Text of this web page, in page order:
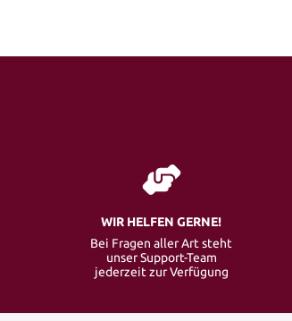
WIR HELFEN GERNE!
Bei Fragen aller Art steht
unser Support-Team
jederzeit zur Verfügung